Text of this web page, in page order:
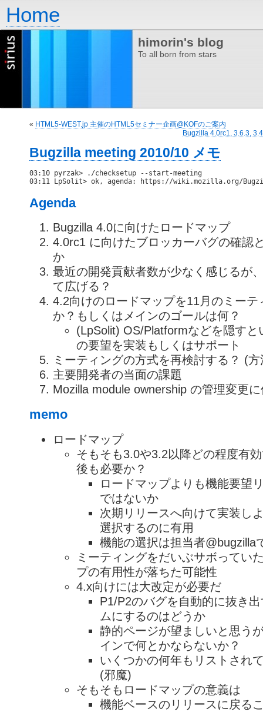
Home
himorin's blog
To all born from stars
« HTML5-WEST.jp 主催のHTML5セミナー企画@KOFのご案内
Bugzilla 4.0rc1, 3.6.3,
Bugzilla meeting 2010/10 メモ
03:10 pyrzak> ./checksetup --start-meeting
03:11 LpSolit> ok, agenda: https://wiki.mozilla.org/
Agenda
Bugzilla 4.0に向けたロードマップ
4.0rc1 に向けたブロッカーバグの確認
か
最近の開発貢献者数が少なく感じるが
て広げる？
4.2向けのロードマップを11月のミーテ
か？もしくはメインのゴールは何？
(LpSolit) OS/Platformなどを隠すと
の要望を実装もしくはサポート
ミーティングの方式を再検討する？ (
主要開発者の当面の課題
Mozilla module ownership の管理変更
memo
ロードマップ
そもそも3.0や3.2以降どの程度有
後も必要か？
ロードマップよりも機能要望
ではないか
次期リリースへ向けて実装し
選択するのに有用
機能の選択は担当者@bugzilla
ミーティングをだいぶサボってい
プの有用性が落ちた可能性
4.x向けには大改定が必要だ
P1/P2のバグを自動的に抜き
ムにするのはどうか
静的ページが望ましいと思う
インで何とかならないか？
いくつかの何年もリストされ
(邪魔)
そもそもロードマップの意義は
機能ベースのリリースに戻る